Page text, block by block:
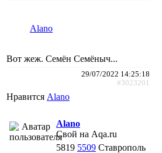
Alano
Вот жеж. Семён Семёныч...
29/07/2022 14:25:18
#3023201
Нравится Alano
Alano
Свой на Aqa.ru
5819 5509 Ставрополь